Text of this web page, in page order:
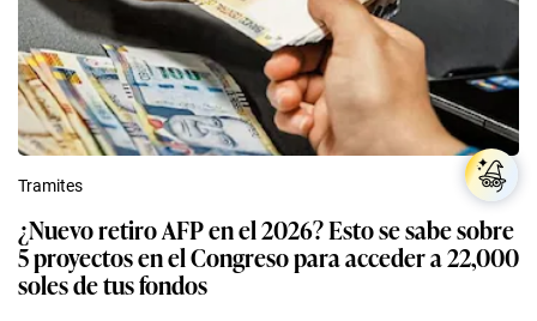
Tramites
¿Nuevo retiro AFP en el 2026? Esto se sabe sobre
5 proyectos en el Congreso para acceder a 22,000
soles de tus fondos